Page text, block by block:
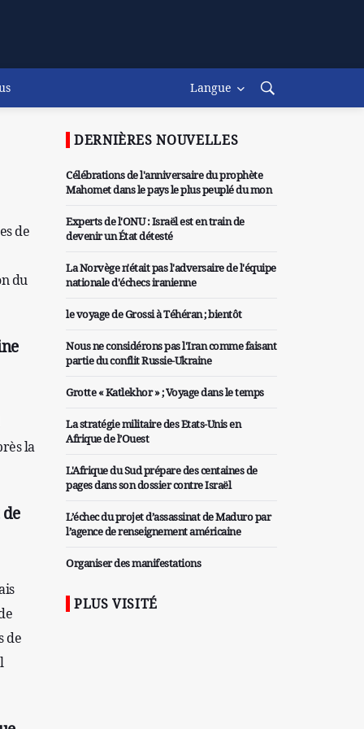
Langue
de
du
la
de
DERNIÈRES NOUVELLES
Célébrations de l'anniversaire du prophète
Mahomet dans le pays le plus peuplé du mon
Experts de l'ONU : Israël est en train de
devenir un État détesté
La Norvège n'était pas l'adversaire de l'équipe
nationale d'échecs iranienne
le voyage de Grossi à Téhéran ; bientôt
Nous ne considérons pas l'Iran comme faisant
partie du conflit Russie-Ukraine
Grotte « Katlekhor » ; Voyage dans le temps
La stratégie militaire des Etats-Unis en
Afrique de l’Ouest
L'Afrique du Sud prépare des centaines de
pages dans son dossier contre Israël
L’échec du projet d’assassinat de Maduro par
l’agence de renseignement américaine
Organiser des manifestations
Iran considère l'arsenal nucléaire israélien
PLUS VISITÉ